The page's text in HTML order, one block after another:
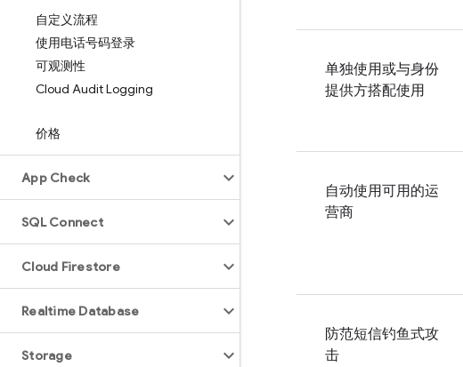
自定义流程
使用电话号码登录
可观测性
Cloud Audit Logging
价格
App Check
SQL Connect
Cloud Firestore
Realtime Database
Storage
单独使用或与身份
提供方搭配使用
自动使用可用的运
营商
防范短信钓鱼式攻
击